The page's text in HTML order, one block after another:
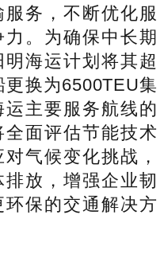
务，不断优化服
。为确保中长期
海运计划将其超
换为6500TEU集
主要服务航线的
面评估节能技术
气候变化挑战，
放，增强企业韧
保的交通解决方